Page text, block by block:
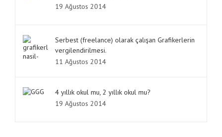
19 Ağustos 2014
Serbest (freelance) olarak çalışan Grafikerlerin
vergilendirilmesi.
11 Ağustos 2014
4 yıllık okul mu, 2 yıllık okul mu?
19 Ağustos 2014